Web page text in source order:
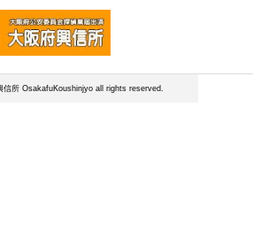
所 OsakafuKoushinjyo all rights reserved.